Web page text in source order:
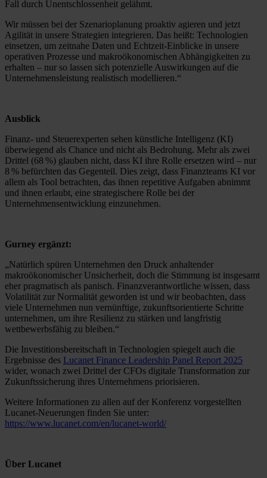
Fall durch Unentschlossenheit gelähmt.
Wir müssen bei der Szenarioplanung proaktiv agieren und jetzt
Agilität in unsere Strategien integrieren. Das heißt: Technologien
einsetzen, um zeitnahe Daten und Echtzeit-Einblicke in unsere
operativen Prozesse und makroökonomischen Abhängigkeiten zu
erhalten – nur so lassen sich potenzielle Auswirkungen auf die
Unternehmensleistung realistisch modellieren.“
Ausblick
Finanz- und Steuerexperten sehen künstliche Intelligenz (KI)
überwiegend als Chance und nicht als Bedrohung. Mehr als zwei
Drittel (68 %) glauben nicht, dass KI ihre Rolle ersetzen wird – nur
8 % befürchten das Gegenteil. Dies zeigt, dass Finanzteams KI vor
allem als Tool betrachten, das ihnen repetitive Aufgaben abnimmt
und ihnen erlaubt, eine strategischere Rolle bei der
Unternehmensentwicklung einzunehmen.
Gurney ergänzt:
„Natürlich spüren Unternehmen den Druck anhaltender
makroökonomischer Unsicherheit, doch die Stimmung ist insgesamt
eher pragmatisch als panisch. Finanzverantwortliche wissen, dass
Volatilität zur Normalität geworden ist und wir beobachten, dass
viele Unternehmen nun vernünftige, zukunftsorientierte Schritte
unternehmen, um ihre Resilienz zu stärken und langfristig
wettbewerbsfähig zu bleiben.“
Die Investitionsbereitschaft in Technologien spiegelt auch die
Ergebnisse des Lucanet Finance Leadership Panel Report 2025
wider, wonach zwei Drittel der CFOs digitale Transformation zur
Zukunftssicherung ihres Unternehmens priorisieren.
Weitere Informationen zu allen auf der Konferenz vorgestellten
Lucanet-Neuerungen finden Sie unter:
https://www.lucanet.com/en/lucanet-world/
Über Lucanet